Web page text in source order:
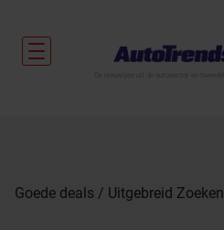
Goede deals Uitgebreid Zoeken